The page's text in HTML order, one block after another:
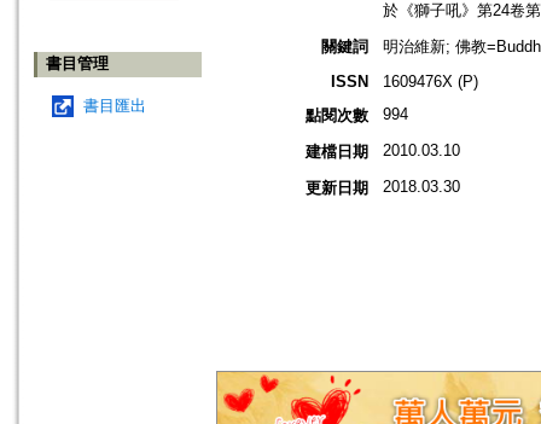
書目管理
書目匯出
於《獅子吼》第24卷
關鍵詞
明治維新; 佛教
ISSN
1609476X (P)
點閱次數
994
建檔日期 2010.03.10
更新日期 2018.03.30